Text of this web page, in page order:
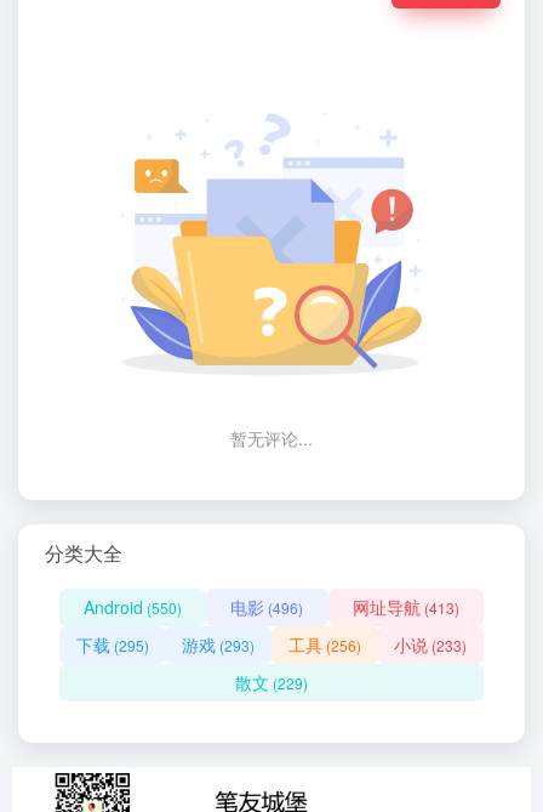
暂无评论...
分类大全
Android (550) 电影 (496) 网址导航 (413)
下载 (295) 游戏 (293) 工具(256) 小说 (233)
散文 (229)